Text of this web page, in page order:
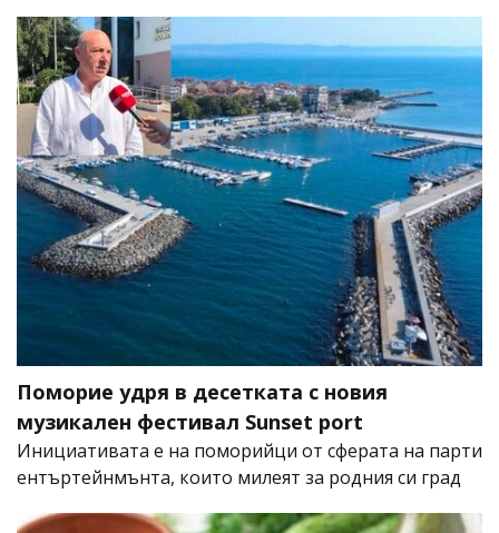
Поморие удря в десетката с новия
музикален фестивал Sunset port
Инициативата е на поморийци от сферата на парти
ентъртейнмънта, които милеят за родния си град